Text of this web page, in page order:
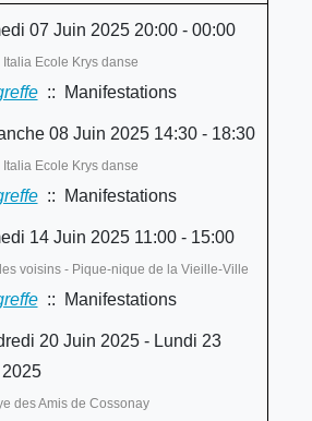
07 Juin 2025 20:00 - 00:00
Italia Ecole Krys danse
:: Manifestations
08 Juin 2025 14:30 - 18:30
Italia Ecole Krys danse
:: Manifestations
14 Juin 2025 11:00 - 15:00
voisins - Pique-nique de la Vieille-Ville
:: Manifestations
20 Juin 2025 - Lundi 23
des Amis de Cossonay